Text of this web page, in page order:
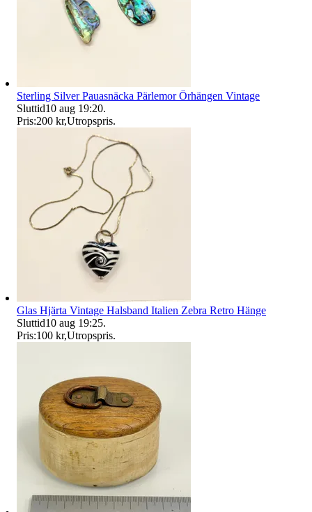
Sterling Silver Pauasnäcka Pärlemor Örhängen Vintage
Sluttid10 aug 19:20.
Pris:200 kr,Utropspris.
Glas Hjärta Vintage Halsband Italien Zebra Retro Hänge
Sluttid10 aug 19:25.
Pris:100 kr,Utropspris.